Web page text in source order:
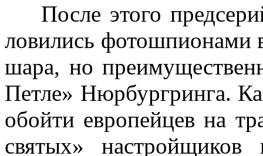
После этого
ловились фотошпионами
шара, но
Петле» Нюрбургринга.
обойти европейцев на
святых»